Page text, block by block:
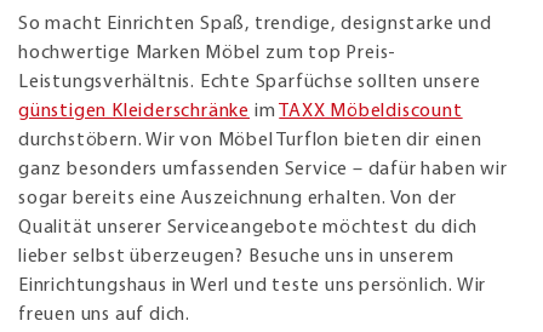
So macht Einrichten Spaß, trendige, designstarke und
hochwertige Marken Möbel zum top Preis-
Leistungsverhältnis. Echte Sparfüchse sollten unsere
günstigen Kleiderschränke im TAXX Möbeldiscount
durchstöbern. Wir von Möbel Turflon bieten dir einen
ganz besonders umfassenden Service – dafür haben wir
sogar bereits eine Auszeichnung erhalten. Von der
Qualität unserer Serviceangebote möchtest du dich
lieber selbst überzeugen? Besuche uns in unserem
Einrichtungshaus in Werl und teste uns persönlich. Wir
freuen uns auf dich.